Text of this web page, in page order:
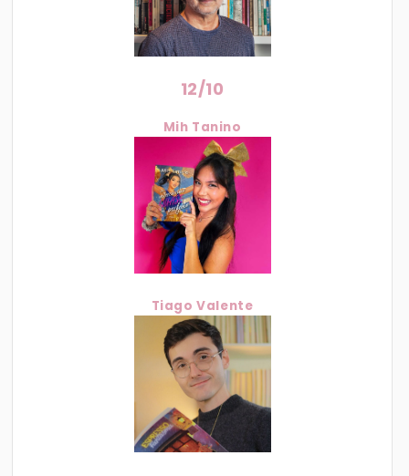
12/10
Mih Tanino
Tiago Valente